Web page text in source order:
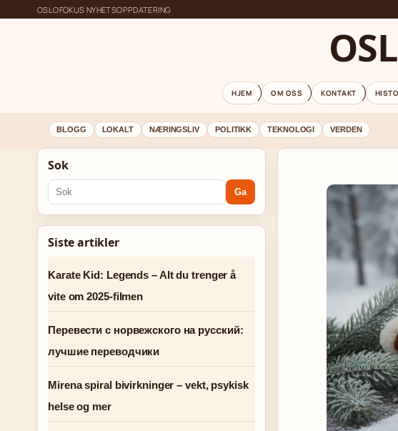
OSLOFOKUS NYHETSOPPDATERING
HJEM OM OSS KONTAKT
BLOGG LOKALT NÆRINGSLIV POLITIKK TEKNOLOGI VERDEN
Sok
Ga
Siste artikler
Karate Kid: Legends – Alt du trenger å
vite om 2025-filmen
Перевести с норвежского на русский:
лучшие переводчики
Mirena spiral bivirkninger – vekt, psykisk
helse og mer